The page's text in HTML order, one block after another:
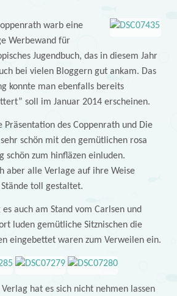
warb eine
Werbewand für
Jugendbuch, das in diesem Jahr
bei vielen Bloggern gut ankam. Das
konnte man ebenfalls bereits
soll im Januar 2014 erscheinen.
Präsentation des Coppenrath und Die
schön mit den gemütlichen rosa
schön zum hinfläzen einluden.
aber alle Verlage auf ihre Weise
toll gestaltet.
auch am Stand vom Carlsen und
luden gemütliche Sitznischen die
eingebettet waren zum Verweilen ein.
hat es sich nicht nehmen lassen